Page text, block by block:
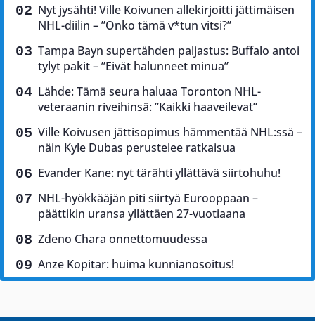
Nyt jysähti! Ville Koivunen allekirjoitti jättimäisen
NHL-diilin – ”Onko tämä v*tun vitsi?”
Tampa Bayn supertähden paljastus: Buffalo antoi
tylyt pakit – ”Eivät halunneet minua”
Lähde: Tämä seura haluaa Toronton NHL-
veteraanin riveihinsä: ”Kaikki haaveilevat”
Ville Koivusen jättisopimus hämmentää NHL:ssä –
näin Kyle Dubas perustelee ratkaisua
Evander Kane: nyt tärähti yllättävä siirtohuhu!
NHL-hyökkääjän piti siirtyä Eurooppaan –
päättikin uransa yllättäen 27-vuotiaana
Zdeno Chara onnettomuudessa
Anze Kopitar: huima kunnianosoitus!